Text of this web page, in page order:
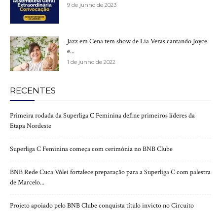
9 de junho de 2023
Jazz em Cena tem show de Lia Veras cantando Joyce
e...
1 de junho de 2022
RECENTES
Primeira rodada da Superliga C Feminina define primeiros líderes da
Etapa Nordeste
Superliga C Feminina começa com cerimônia no BNB Clube
BNB Rede Cuca Vôlei fortalece preparação para a Superliga C com palestra
de Marcelo...
Projeto apoiado pelo BNB Clube conquista título invicto no Circuito